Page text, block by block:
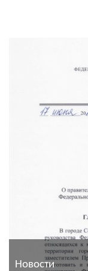
Новости